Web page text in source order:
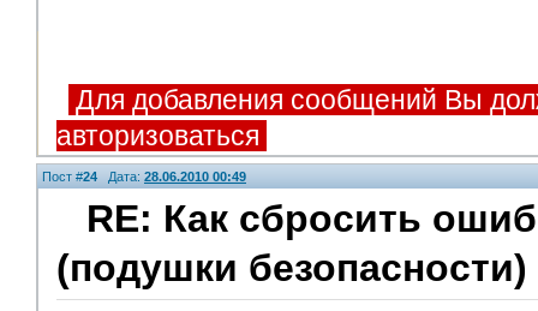
Для добавления сообщений Вы
авторизоваться
Пост #24Дата: 28.06.2010 00:49
RE: Как сбросить
(подушки безопасности)